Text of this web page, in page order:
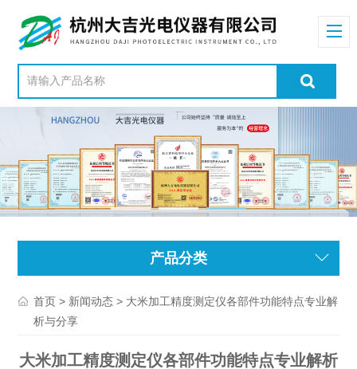
产品分类
首页 > 新闻动态 > 大米加工精度测定仪各部件功能特点专业解
析与分享
大米加工精度测定仪各部件功能特点专业解析